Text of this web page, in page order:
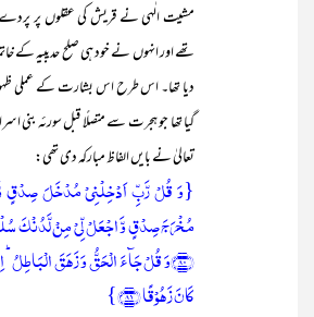
مشیت الٰہی نے قریش کی عقلوں پر
تھے اور انہوں نے خود ہی صلح حدیبیہ کے
دیا تھا۔ اس طرح اس بشارت کے عملی
گیا تھا جو ہجرت سے متصلًا قبل سورئہ بنی
تعالیٰ نے بایں الفاظ مبارکہ دی تھی:
{وَ قُلۡ رَّبِّ اَدۡخِلۡنِیۡ مُدۡخَلَ صِدۡقٍ
مُخۡرَجَ صِدۡقٍ وَّ اجۡعَلۡ لِّیۡ مِنۡ لَّدُنۡکَ
﴿۸۰﴾وَ قُلۡ جَآءَ الۡحَقُّ وَ زَہَقَ
کَانَ زَہُوۡقًا ﴿۸۱﴾}